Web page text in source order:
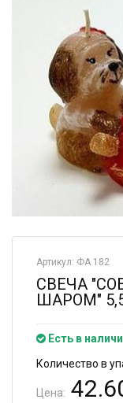
Артикул: ФА 182
СВЕЧА
ШАРОМ"
Есть в
Количество в
Цена: